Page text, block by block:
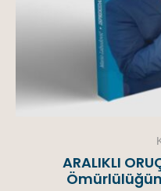
ARALIKLI
Ömürlülüğün